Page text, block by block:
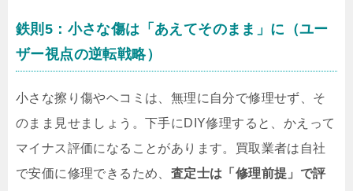
鉄則5：小さな傷は「あえてそのまま」に（ユー
ザー視点の逆転戦略）
小さな擦り傷やヘコミは、無理に自分で修理せず、そ
のまま見せましょう。下手にDIY修理すると、かえって
マイナス評価になることがあります。買取業者は自社
で安価に修理できるため、 査定士は「修理前提」で評